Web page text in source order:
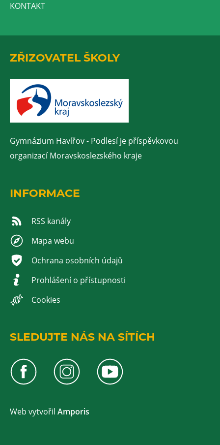
KONTAKT
ZŘIZOVATEL ŠKOLY
Gymnázium Havířov - Podlesí je příspěvkovou
organizací Moravskoslezského kraje
INFORMACE
RSS kanály
Mapa webu
Ochrana osobních údajů
Prohlášení o přístupnosti
Cookies
SLEDUJTE NÁS NA SÍTÍCH
Web vytvořil Amporis